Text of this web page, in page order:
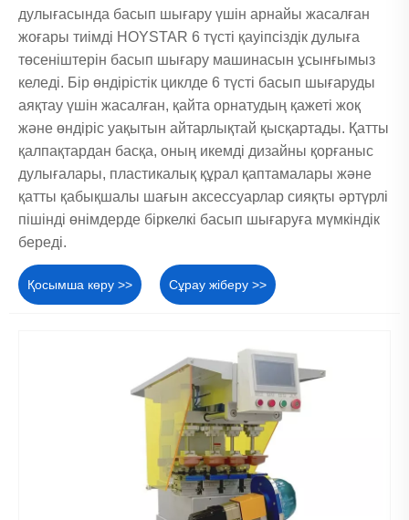
дулығасында басып шығару үшін арнайы жасалған
жоғары тиімді HOYSTAR 6 түсті қауіпсіздік дулыға
төсеніштерін басып шығару машинасын ұсынғымыз
келеді. Бір өндірістік циклде 6 түсті басып шығаруды
аяқтау үшін жасалған, қайта орнатудың қажеті жоқ
және өндіріс уақытын айтарлықтай қысқартады. Қатты
қалпақтардан басқа, оның икемді дизайны қорғаныс
дулығалары, пластикалық құрал қаптамалары және
қатты қабықшалы шағын аксессуарлар сияқты әртүрлі
пішінді өнімдерде біркелкі басып шығаруға мүмкіндік
береді.
Қосымша көру >> Сұрау жіберу >>